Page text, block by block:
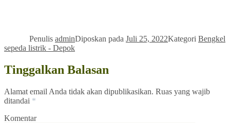
Penulis adminDiposkan pada Juli 25, 2022Kategori Bengkel
sepeda listrik - Depok
Tinggalkan Balasan
Alamat email Anda tidak akan dipublikasikan. Ruas yang wajib
ditandai *
Komentar